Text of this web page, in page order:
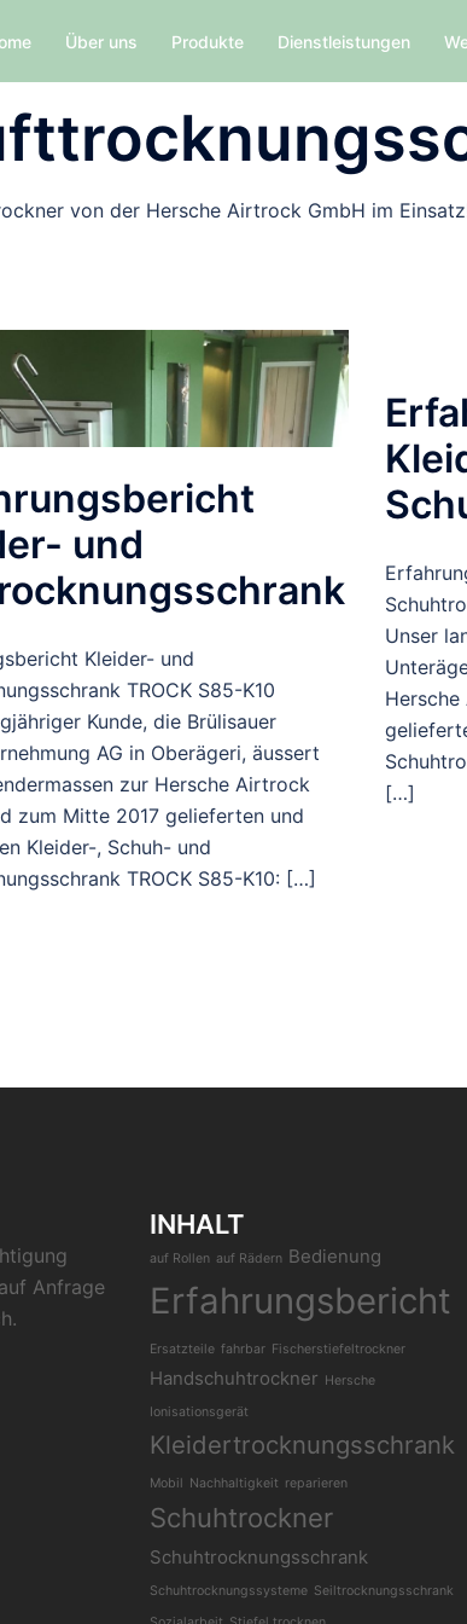
Über uns Produkte Dienstleistungen
von der Hersche Airtrock GmbH im
und
Kleider- und
TROCK S85-K10
Kunde, die Brülisauer
AG in Oberägeri, äussert
zur Hersche Airtrock
zum Mitte 2017 gelieferten und
Kleider-, Schuh- und
TROCK S85-K10: […]
Unser
[…]
Anfrage
INHALT
auf Rollen auf Rädern Bedienung
Erfahrungsbericht
Ersatzteile fahrbar Fischerstiefeltrockner
Handschuhtrockner Hersche
Ionisationsgerät
Kleidertrocknungsschrank
Mobil Nachhaltigkeit reparieren
Schuhtrockner
Schuhtrocknungsschrank
Schuhtrocknungssysteme Seiltrocknungsschrank